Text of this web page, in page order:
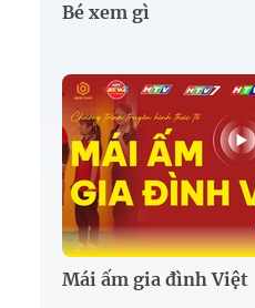
Bé xem gì
Mái ấm gia đình Việt